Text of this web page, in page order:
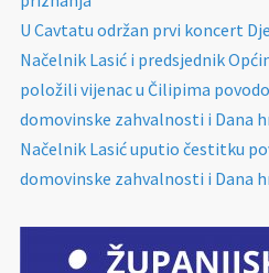
U Cavtatu održan prvi koncert
Načelnik Lasić i predsjednik
položili vijenac u Čilipima
domovinske zahvalnosti i Dana
Načelnik Lasić uputio čestitku
domovinske zahvalnosti i Dana